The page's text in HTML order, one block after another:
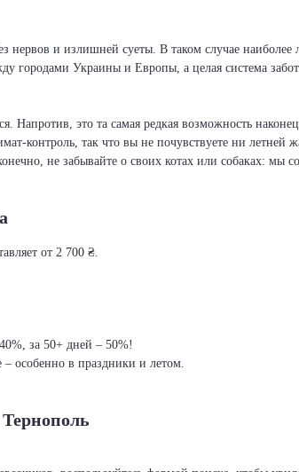
нервов и излишней суеты. В таком случае
городами Украины и Европы, а целая система
Напротив, это та самая редкая возможность
контроль, так что вы не почувствуете ни
не забывайте о своих котах или собаках: мы
от 2 700 ₴.
за 50+ дней – 50%!
особенно в праздники и летом.
Тернополь